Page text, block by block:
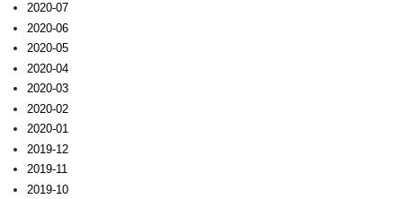
2020-07
2020-06
2020-05
2020-04
2020-03
2020-02
2020-01
2019-12
2019-11
2019-10